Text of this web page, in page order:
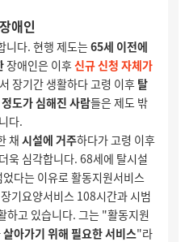
애인
니다. 현행 제도는65세 이전에
장애인은 이후신규 신청 자체가
장기간 생활하다 고령 이후 탈
도가 심해진 사람들은 제도 밖
다.
채 시설에 거주하다가 고령 이후
욱 심각합니다. 68세에 탈시설
다는 이유로 활동지원서비스
기요양서비스 108시간과 시범
하고 있습니다. 그는 "활동지원
살아가기 위해 필요한 서비스"라